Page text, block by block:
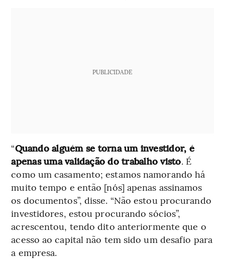
PUBLICIDADE
“Quando alguém se torna um investidor, é
apenas uma validação do trabalho visto. É
como um casamento; estamos namorando há
muito tempo e então [nós] apenas assinamos
os documentos”, disse. “Não estou procurando
investidores, estou procurando sócios”,
acrescentou, tendo dito anteriormente que o
acesso ao capital não tem sido um desafio para
a empresa.